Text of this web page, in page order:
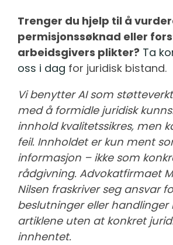
Trenger du hjelp til å
permisjonssøknad eller
arbeidsgivers plikter? Ta
oss i dag for juridisk bistand.
Vi benytter AI som
med å formidle juridisk
innhold kvalitetssikres, men
feil. Innholdet er kun ment
informasjon – ikke som
rådgivning. Advokatfirmaet
Nilsen fraskriver seg ansvar
beslutninger eller handlinger
artiklene uten at konkret
innhentet.